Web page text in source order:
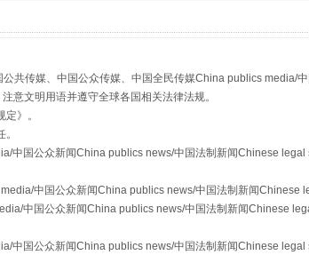
共传媒、中国公众传媒、中国全民传媒China publics media/
意文明用语并遵守全球各国相关法律法规。
定》。
中国公众新闻China publics news/中国法制新闻Chinese
中国公众新闻China publics news/中国法制新闻Chinese
中国公众新闻China publics news/中国法制新闻Chinese
中国公众新闻China publics news/中国法制新闻Chinese legal